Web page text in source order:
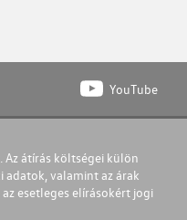
YouTube
Az átírás költségei külön
valamint az árak
esetleges elírásokért jogi